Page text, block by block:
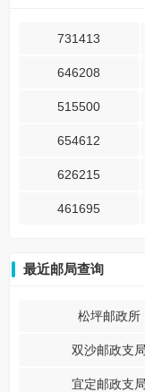
731413
646208
515500
654612
626215
461695
最近邮局查询
松坪邮政所
双沙邮政支局
宜定邮政支局